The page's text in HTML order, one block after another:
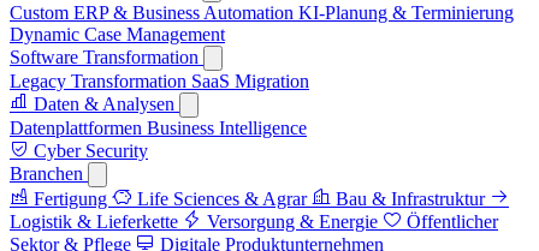
Custom ERP & Business Automation KI-Planung & Terminierung
Dynamic Case Management
Software Transformation
Legacy Transformation SaaS Migration
Daten & Analysen
Datenplattformen Business Intelligence
Cyber Security
Branchen
Fertigung
Life Sciences & Agrar
Bau & Infrastruktur
Logistik & Lieferkette
Versorgung & Energie
Öffentlicher
Sektor & Pflege
Digitale Produktunternehmen